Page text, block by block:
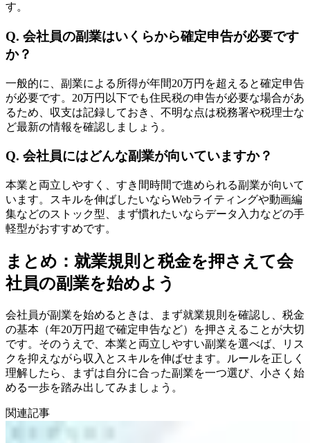
す。
Q. 会社員の副業はいくらから確定申告が必要です
か？
一般的に、副業による所得が年間20万円を超えると確定申告
が必要です。20万円以下でも住民税の申告が必要な場合があ
るため、収支は記録しておき、不明な点は税務署や税理士な
ど最新の情報を確認しましょう。
Q. 会社員にはどんな副業が向いていますか？
本業と両立しやすく、すき間時間で進められる副業が向いて
います。スキルを伸ばしたいならWebライティングや動画編
集などのストック型、まず慣れたいならデータ入力などの手
軽型がおすすめです。
まとめ：就業規則と税金を押さえて会
社員の副業を始めよう
会社員が副業を始めるときは、まず就業規則を確認し、税金
の基本（年20万円超で確定申告など）を押さえることが大切
です。そのうえで、本業と両立しやすい副業を選べば、リス
クを抑えながら収入とスキルを伸ばせます。ルールを正しく
理解したら、まずは自分に合った副業を一つ選び、小さく始
める一歩を踏み出してみましょう。
関連記事